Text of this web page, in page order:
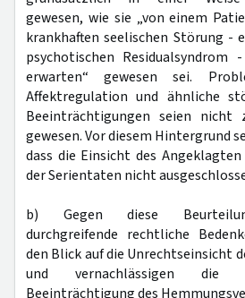
gewesen, wie sie „von einem
krankhaften seelischen Störung -
psychotischen Residualsyndrom
erwarten“ gewesen sei.
Affektregulation und ähnliche
Beeinträchtigungen seien nicht
gewesen. Vor diesem Hintergrund
dass die Einsicht des
der Serientaten nicht
b) Gegen diese
durchgreifende rechtliche
den Blick auf die Unrechtseinsicht
und vernachlässigen die
Beeinträchtigung des